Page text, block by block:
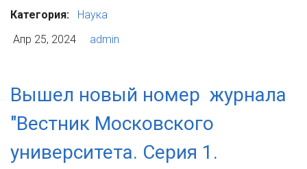
Категория:
Наука
Апр 25, 2024
admin
Вышел новый номер журнала
"Вестник Московского
университета. Серия 1.